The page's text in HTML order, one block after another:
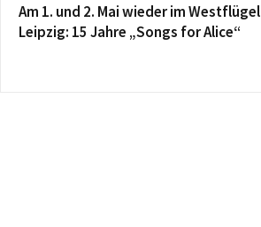
Am 1. und 2. Mai wieder im Westflügel
Leipzig: 15 Jahre „Songs for Alice“